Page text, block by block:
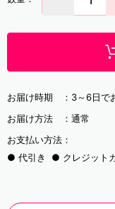
お届け時期 ： 3～6日で
お届け方法 ： 通常
お支払い方法：
代引き
クレジット